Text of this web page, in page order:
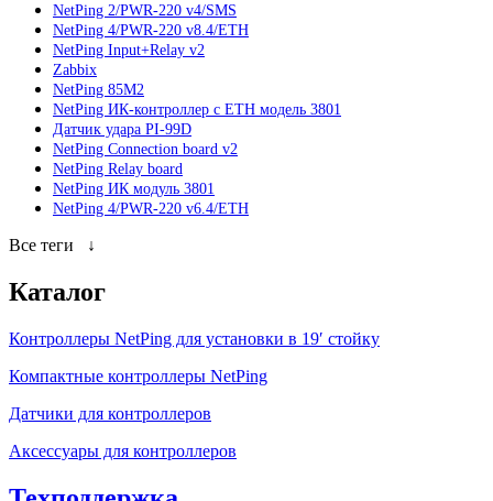
NetPing 2/PWR-220 v4/SMS
NetPing 4/PWR-220 v8.4/ETH
NetPing Input+Relay v2
Zabbix
NetPing 85M2
NetPing ИК-контроллер с ETH модель 3801
Датчик удара PI-99D
NetPing Connection board v2
NetPing Relay board
NetPing ИК модуль 3801
NetPing 4/PWR-220 v6.4/ETH
Все теги ↓
Каталог
Контроллеры NetPing для установки в 19′ стойку
Компактные контроллеры NetPing
Датчики для контроллеров
Аксессуары для контроллеров